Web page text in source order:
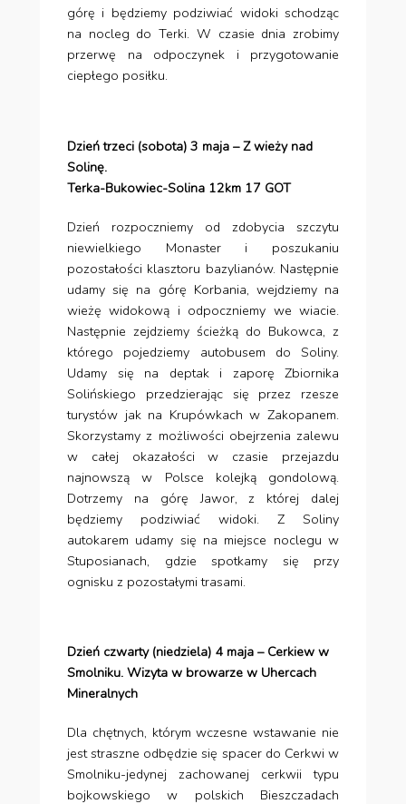
górę i będziemy podziwiać widoki schodząc
na nocleg do Terki. W czasie dnia zrobimy
przerwę na odpoczynek i przygotowanie
ciepłego posiłku.
Dzień trzeci (sobota) 3 maja – Z wieży nad
Solinę.
Terka-Bukowiec-Solina 12km 17 GOT
Dzień rozpoczniemy od zdobycia szczytu
niewielkiego Monaster i poszukaniu
pozostałości klasztoru bazylianów. Następnie
udamy się na górę Korbania, wejdziemy na
wieżę widokową i odpoczniemy we wiacie.
Następnie zejdziemy ścieżką do Bukowca, z
którego pojedziemy autobusem do Soliny.
Udamy się na deptak i zaporę Zbiornika
Solińskiego przedzierając się przez rzesze
turystów jak na Krupówkach w Zakopanem.
Skorzystamy z możliwości obejrzenia zalewu
w całej okazałości w czasie przejazdu
najnowszą w Polsce kolejką gondolową.
Dotrzemy na górę Jawor, z której dalej
będziemy podziwiać widoki. Z Soliny
autokarem udamy się na miejsce noclegu w
Stuposianach, gdzie spotkamy się przy
ognisku z pozostałymi trasami.
Dzień czwarty (niedziela) 4 maja – Cerkiew w
Smolniku. Wizyta w browarze w Uhercach
Mineralnych
Dla chętnych, którym wczesne wstawanie nie
jest straszne odbędzie się spacer do Cerkwi w
Smolniku-jedynej zachowanej cerkwii typu
bojkowskiego w polskich Bieszczadach